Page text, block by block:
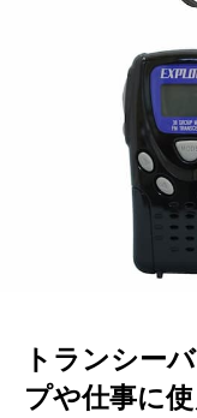
トランシー
プや仕事に